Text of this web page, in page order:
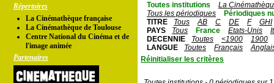
Répertoires
La Cinémathèque française
La Cinémathèque de Toulouse
Centre National du Cinéma et de
l'image animée
Partenaires
Toutes institutions
La
Tous les périodiques
Périodiques
TITRE
Tous AB C DE F
GHI
PAYS
Tous France Etats-Unis
DECENNIE
Toutes <1900
1900
LANGUE
Toutes Français
Réinitialiser les critères